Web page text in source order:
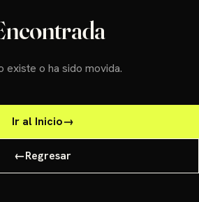
existe o ha sido movida.
Ir al Inicio→
←Regresar